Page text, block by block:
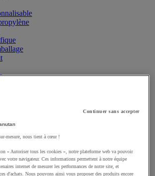
bac
Continuer sans accepter
mesure, nous tient à cœur !
« Autoriser tous les cookies », notre plateforme web va pouvoir
votre navigateur. Ces informations permettent à notre équipe
internet de mesurer les performances de notre site, et
d'achats. Nous pouvons ainsi vous proposer des produits encore